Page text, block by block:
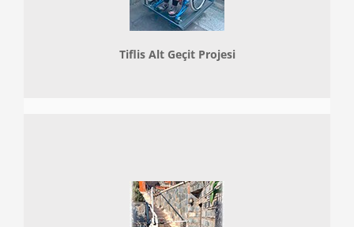
Tiflis Alt Geçit Projesi